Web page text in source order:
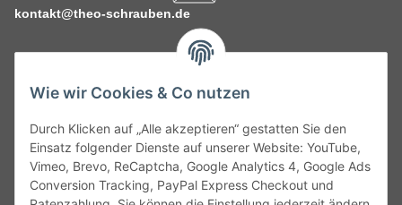
Wie wir Cookies & Co nutzen
Durch Klicken auf „Alle akzeptieren“ gestatten Sie den
Einsatz folgender Dienste auf unserer Website: YouTube,
Vimeo, Brevo, ReCaptcha, Google Analytics 4, Google Ads
Conversion Tracking, PayPal Express Checkout und
kontakt@theo-schrauben.de
Service
Gesetzliche Informationen